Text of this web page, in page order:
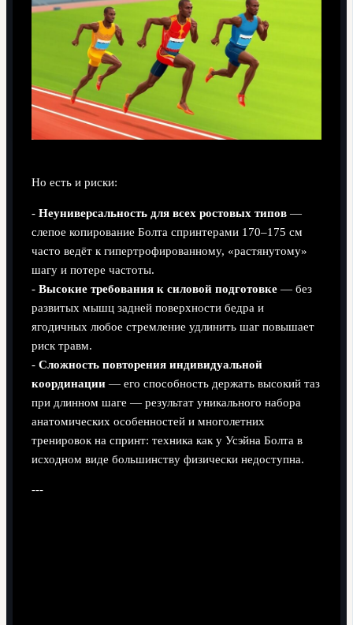
Но есть и риски:
- Неуниверсальность для всех ростовых типов—
слепое копирование Болта спринтерами 170–175 см
часто ведёт к гипертрофированному, «растянутому»
шагу и потере частоты.
- Высокие требования к силовой подготовке— без
развитых мышц задней поверхности бедра и
ягодичных любое стремление удлинить шаг повышает
риск травм.
- Сложность повторения индивидуальной
координации— его способность держать высокий таз
при длинном шаге — результат уникального набора
анатомических особенностей и многолетних
тренировок на спринт: техника как у Усэйна Болта в
исходном виде большинству физически недоступна.
---